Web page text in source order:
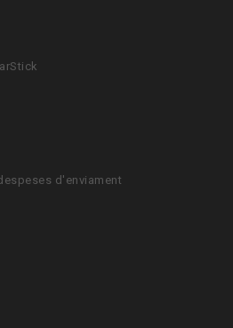
d'enviament